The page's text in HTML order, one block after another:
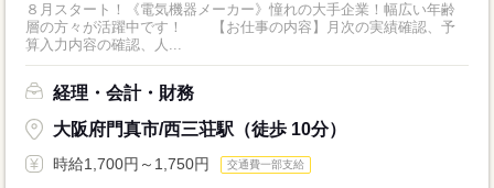
８月スタート！《電気機器メーカー》憧れの大手企業！幅広い年齢
層の方々が活躍中です！ 【お仕事の内容】月次の実績確認、予
算入力内容の確認、人...
経理・会計・財務
大阪府門真市/西三荘駅（徒歩 10分）
時給1,700円～1,750円 交通費一部支給